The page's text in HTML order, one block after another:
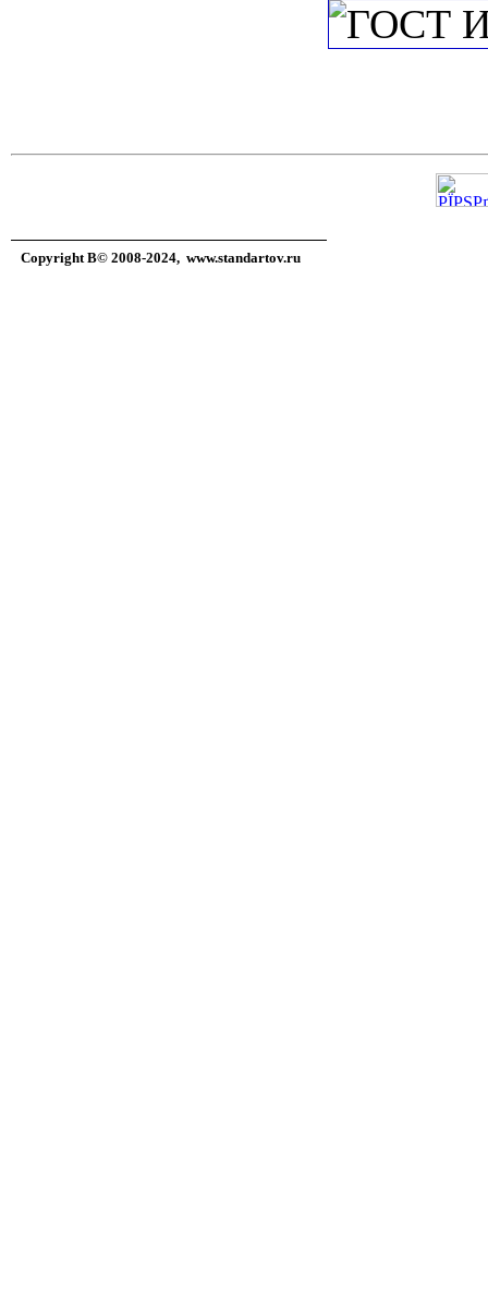
Copyright В© 2008-2024, www.standartov.ru